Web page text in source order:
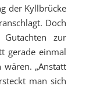
der Kyllbrücke
Doch
zur
gerade einmal
„Anstatt
man sich